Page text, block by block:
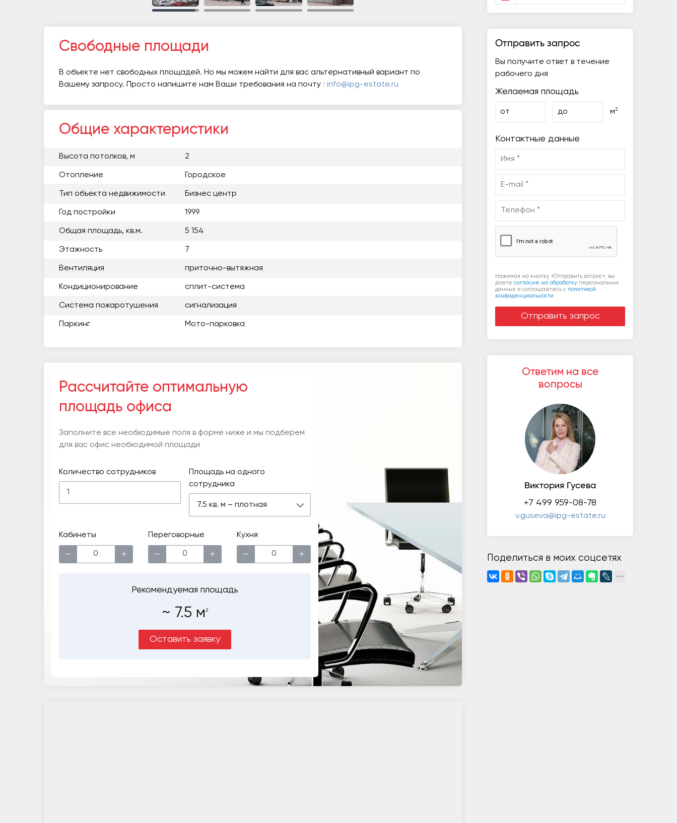
Свободные площади
В объекте нет свободных площадей. Но мы можем найти для вас альтернативный вариант по
Вашему запросу. Просто напишите нам Ваши требования на почту : info@ipg-estate.ru
Общие характеристики
Высота потолков, м 2
Отопление Городское
Тип объекта недвижимости Бизнес центр
Год постройки 1999
Общая площадь, кв.м. 5 154
Этажность 7
Вентиляция приточно-вытяжная
Кондиционирование сплит-система
Система пожаротушения сигнализация
Паркинг Мото-парковка
Рассчитайте оптимальную
площадь офиса
Заполните все необходимые поля в форме ниже и мы подберем
для вас офис необходимой площади
Количество сотрудников
Площадь на одного
сотрудника
7.5 кв. м – плотная
Кабинеты
− +
Переговорные
− +
Кухня
− +
Рекомендуемая площадь
~ 7.5 м 2
Оставить заявку
Отправить запрос
Вы получите ответ в течение
рабочего дня
Желаемая площадь
от до м2
Контактные данные
Нажимая на кнопку «Отправить запрос», вы
даете согласие на обработку персональных
данных и соглашаетесь c политикой
конфиденциальности
Ответим на все
вопросы
Виктория Гусева
+7 499 959-08-78
v.guseva@ipg-estate.ru
Поделиться в моих соцсетях